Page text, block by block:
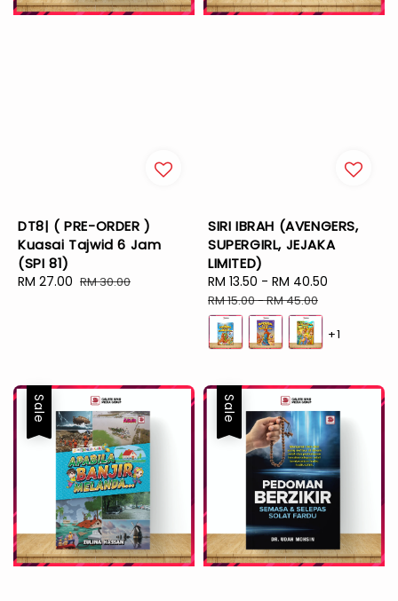
DT8| ( PRE-ORDER )
Kuasai Tajwid 6 Jam
(SPI 81)
Sale
RM 27.00 Regular
RM 30.00
SIRI IBRAH (AVENGERS,
SUPERGIRL, JEJAKA
LIMITED)
Sale
price
RM 13.50 - RM 40.50
RM 15.00-RM 45.00
+1
Sale Sale